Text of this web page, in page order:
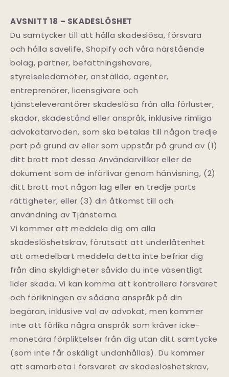
AVSNITT 18 – SKADESLÖSHET
Du samtycker till att hålla skadeslösa, försvara
och hålla savelife, Shopify och våra närstående
bolag, partner, befattningshavare,
styrelseledamöter, anställda, agenter,
entreprenörer, licensgivare och
tjänsteleverantörer skadeslösa från alla förluster,
skador, skadestånd eller anspråk, inklusive rimliga
advokatarvoden, som ska betalas till någon tredje
part på grund av eller som uppstår på grund av (1)
ditt brott mot dessa Användarvillkor eller de
dokument som de införlivar genom hänvisning, (2)
ditt brott mot någon lag eller en tredje parts
rättigheter, eller (3) din åtkomst till och
användning av Tjänsterna.
Vi kommer att meddela dig om alla
skadeslöshetskrav, förutsatt att underlåtenhet
att omedelbart meddela detta inte befriar dig
från dina skyldigheter såvida du inte väsentligt
lider skada. Vi kan komma att kontrollera försvaret
och förlikningen av sådana anspråk på din
begäran, inklusive val av advokat, men kommer
inte att förlika några anspråk som kräver icke-
monetära förpliktelser från dig utan ditt samtycke
(som inte får oskäligt undanhållas). Du kommer
att samarbeta i försvaret av skadeslöshetskrav,